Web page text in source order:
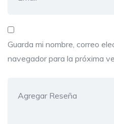
Guarda mi nombre, correo
navegador para la próxima